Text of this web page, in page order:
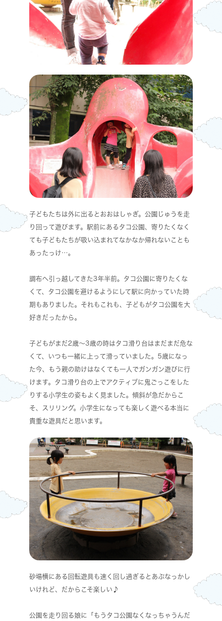
子どもたちは外に出るとおおはしゃぎ。公園じゅうを走
り回って遊びます。駅前にあるタコ公園、寄りたくなく
ても子どもたちが吸い込まれてなかなか帰れないことも
あったっけ…。
調布へ引っ越してきた3年半前。タコ公園に寄りたくな
くて、タコ公園を避けるようにして駅に向かっていた時
期もありました。それもこれも、子どもがタコ公園を大
好きだったから。
子どもがまだ2歳～3歳の時はタコ滑り台はまだまだ危な
くて、いつも一緒に上って滑っていました。5歳になっ
た今、もう親の助けはなくても一人でガンガン遊びに行
けます。タコ滑り台の上でアクティブに鬼ごっこをした
りする小学生の姿もよく見ました。傾斜が急だからこ
そ、スリリング。小学生になっても楽しく遊べる本当に
貴重な遊具だと思います。
砂場横にある回転遊具も速く回し過ぎるとあぶなっかし
いけれど、だからこそ楽しい♪
公園を走り回る娘に「もうタコ公園なくなっちゃうんだ